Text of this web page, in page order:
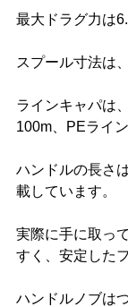
最大ドラグ力は
スプール寸法は
ラインキャパは
100m、PEライ
ハンドルの長さ
載しています。
実際に手に取っ
すく、安定した
ハンドルノブは